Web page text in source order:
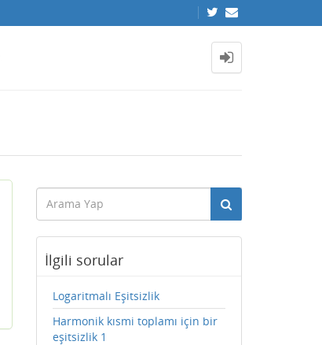
İlgili sorular
Logaritmalı Eşitsizlik
Harmonik kısmi toplamı için bir
eşitsizlik 1